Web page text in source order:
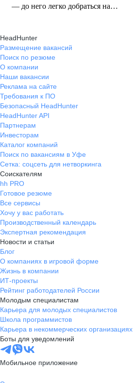
— до него легко добраться на
тут действительно достойная и
вполне конкурентная по рынку —
чувствуешь, что твой труд ценят.
Но есть и кое‑что ещё: у нас в
офисе всегда полно вкусняшек!
Помимо чая, кофе и воды,
регулярно появляются фрукты,
печенье, колбаска и ПП штуки.
Мелочь, а настроение поднимает!
HeadHunter
Размещение вакансий
Поиск по резюме
О компании
Наши вакансии
Реклама на сайте
Требования к ПО
Безопасный HeadHunter
HeadHunter API
Партнерам
Инвесторам
Каталог компаний
Поиск по вакансиям в Уфе
Сетка: соцсеть для нетворкинга
Соискателям
hh PRO
Готовое резюме
Все сервисы
Хочу у вас работать
Производственный календарь
Экспертная рекомендация
Новости и статьи
Блог
О компаниях в игровой форме
Жизнь в компании
ИТ-проекты
Рейтинг работодателей России
Молодым специалистам
Карьера для молодых специалистов
Школа программистов
Карьера в некоммерческих организациях
Боты для уведомлений
Мобильное приложение